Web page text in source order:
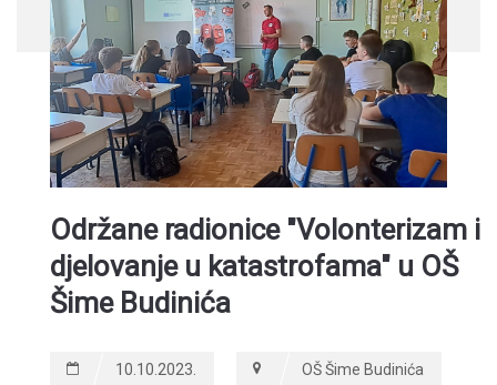
Održane radionice "Volonterizam i
djelovanje u katastrofama" u OŠ
Šime Budinića
10.10.2023. OŠ Šime Budinića